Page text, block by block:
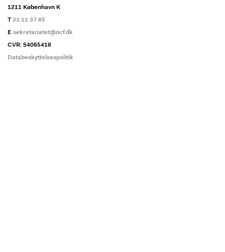
1211 København K
T33 11 37 65
E sekretariatet@ncf.dk
CVR: 54065418
Databeskyttelsespolitik